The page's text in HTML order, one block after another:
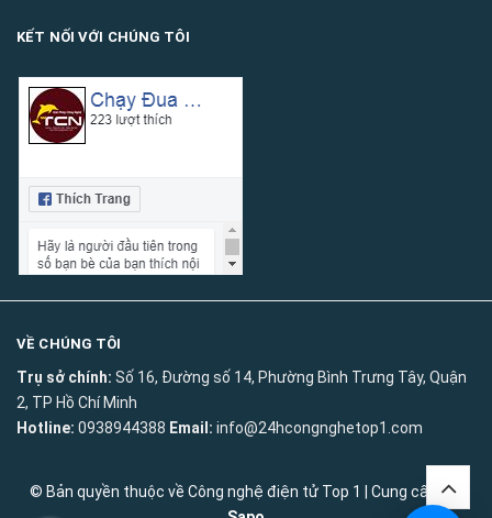
KẾT NỐI VỚI CHÚNG TÔI
VỀ CHÚNG TÔI
Trụ sở chính: Số 16, Đường số 14, Phường Bình Trưng Tây, Quận
2, TP Hồ Chí Minh
Hotline: 0938944388 Email: info@24hcongnghetop1.com
© Bản quyền thuộc về Công nghệ điện tử Top 1
Cung cấp bởi